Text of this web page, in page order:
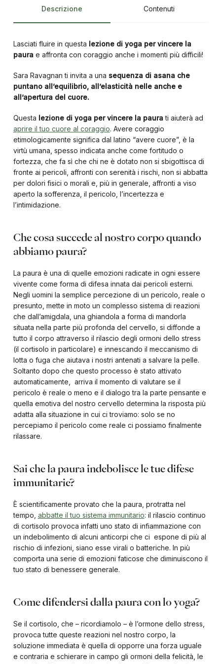
Descrizione Contenuti
Lasciati fluire in questa lezione di yoga per vincere la
paura e affronta con coraggio anche i momenti più difficili!
Sara Ravagnan ti invita a una sequenza di asana che
puntano all’equilibrio, all’elasticità nelle anche e
all’apertura del cuore.
Questa lezione di yoga per vincere la paura ti aiuterà ad
aprire il tuo cuore al coraggio. Avere coraggio
etimologicamente significa dal latino “avere cuore”, è la
virtù umana, spesso indicata anche come fortitudo o
fortezza, che fa sì che chi ne è dotato non si sbigottisca di
fronte ai pericoli, affronti con serenità i rischi, non si abbatta
per dolori fisici o morali e, più in generale, affronti a viso
aperto la sofferenza, il pericolo, l’incertezza e
l’intimidazione.
Che cosa succede al nostro corpo quando
abbiamo paura?
La paura è una di quelle emozioni radicate in ogni essere
vivente come forma di difesa innata dai pericoli esterni.
Negli uomini la semplice percezione di un pericolo, reale o
presunto, mette in moto un complesso sistema di reazioni
che dall’amigdala, una ghiandola a forma di mandorla
situata nella parte più profonda del cervello, si diffonde a
tutto il corpo attraverso il rilascio degli ormoni dello stress
(il cortisolo in particolare) e innescando il meccanismo di
lotta o fuga che aiutava i nostri antenati a salvare la pelle.
Soltanto dopo che questo processo è stato attivato
automaticamente, arriva il momento di valutare se il
pericolo è reale o meno e il dialogo tra la parte pensante e
quella emotiva del nostro cervello determina la risposta più
adatta alla situazione in cui ci troviamo: solo se no
percepiamo il pericolo come reale ci possiamo finalmente
rilassare.
Sai che la paura indebolisce le tue difese
immunitarie?
È scientificamente provato che la paura, protratta nel
tempo, abbatte il tuo sistema immunitario: il rilascio continuo
di cortisolo provoca infatti uno stato di infiammazione con
un indebolimento di alcuni anticorpi che ci espone di più al
rischio di infezioni, siano esse virali o batteriche. In più
comporta una serie di emozioni faticose che diminuiscono il
tuo stato di benessere generale.
Come difendersi dalla paura con lo yoga?
Se il cortisolo, che – ricordiamolo – è l’ormone dello stress,
provoca tutte queste reazioni nel nostro corpo, la
soluzione immediata è quella di opporre una forza uguale
e contraria e schierare in campo gli ormoni della felicità, le